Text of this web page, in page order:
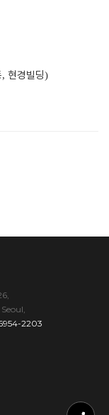
, 현경빌딩)
2203